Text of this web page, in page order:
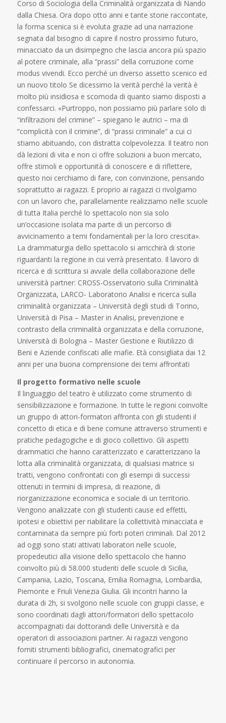
Corso di Sociologia della Criminalità organizzata di Nando
dalla Chiesa. Ora dopo otto anni e tante storie raccontate,
la forma scenica si è evoluta grazie ad una narrazione
segnata dal bisogno di capire il nostro prossimo futuro,
minacciato da un disimpegno che lascia ancora più spazio
al potere criminale, alla “prassi” della corruzione come
modus vivendi. Ecco perché un diverso assetto scenico ed
un nuovo titolo Se dicessimo la verità perché la verità è
molto più insidiosa e scomoda di quanto siamo disposti a
confessarci. «Purtroppo, non possiamo più parlare solo di
“infiltrazioni del crimine” – spiegano le autrici – ma di
“complicità con il crimine”, di “prassi criminale” a cui ci
stiamo abituando, con distratta colpevolezza. Il teatro non
dà lezioni di vita e non ci offre soluzioni a buon mercato,
offre stimoli e opportunità di conoscere e di riflettere,
questo noi cerchiamo di fare, con convinzione, pensando
soprattutto ai ragazzi. E proprio ai ragazzi ci rivolgiamo
con un lavoro che, parallelamente realizziamo nelle scuole
di tutta Italia perché lo spettacolo non sia solo
un’occasione isolata ma parte di un percorso di
avvicinamento a temi fondamentali per la loro crescita».
La drammaturgia dello spettacolo si arricchirà di storie
riguardanti la regione in cui verrà presentato. Il lavoro di
ricerca e di scrittura si avvale della collaborazione delle
università partner: CROSS-Osservatorio sulla Criminalità
Organizzata, LARCO- Laboratorio Analisi e ricerca sulla
criminalità organizzata – Università degli studi di Torino,
Università di Pisa – Master in Analisi, prevenzione e
contrasto della criminalità organizzata e della corruzione,
Università di Bologna – Master Gestione e Riutilizzo di
Beni e Aziende confiscati alle mafie. Età consigliata dai 12
anni per una buona comprensione dei temi affrontati
Il progetto formativo nelle scuole
Il linguaggio del teatro è utilizzato come strumento di
sensibilizzazione e formazione. In tutte le regioni coinvolte
un gruppo di attori-formatori affronta con gli studenti il
concetto di etica e di bene comune attraverso strumenti e
pratiche pedagogiche e di gioco collettivo. Gli aspetti
drammatici che hanno caratterizzato e caratterizzano la
lotta alla criminalità organizzata, di qualsiasi matrice si
tratti, vengono confrontati con gli esempi di successi
ottenuti in termini di impresa, di reazione, di
riorganizzazione economica e sociale di un territorio.
Vengono analizzate con gli studenti cause ed effetti,
ipotesi e obiettivi per riabilitare la collettività minacciata e
contaminata da sempre più forti poteri criminali. Dal 2012
ad oggi sono stati attivati laboratori nelle scuole,
propedeutici alla visione dello spettacolo che hanno
coinvolto più di 58.000 studenti delle scuole di Sicilia,
Campania, Lazio, Toscana, Emilia Romagna, Lombardia,
Piemonte e Friuli Venezia Giulia. Gli incontri hanno la
durata di 2h, si svolgono nelle scuole con gruppi classe, e
sono coordinati dagli attori/formatori dello spettacolo
accompagnati dai dottorandi delle Università e da
operatori di associazioni partner. Ai ragazzi vengono
forniti strumenti bibliografici, cinematografici per
continuare il percorso in autonomia.